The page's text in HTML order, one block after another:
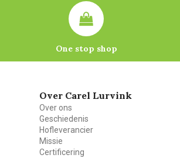
One stop shop
Over Carel Lurvink
Over ons
Geschiedenis
Hofleverancier
Missie
Certificering